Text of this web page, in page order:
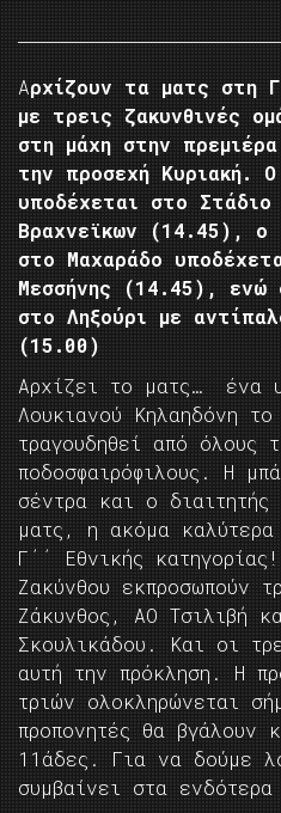
Αρχίζουν τα ματς στη
με τρεις ζακυνθινές
στη μάχη στην
την προσεχή Κυριακή.
υποδέχεται στο
Βραχνεϊκων (14.45), ο
στο Μαχαράδο
Μεσσήνης (14.45), ενώ
στο Ληξούρι με
(15.00)
Αρχίζει το ματς… ένα
Λουκιανού Κηλαηδόνη
τραγουδηθεί από όλους
ποδοσφαιρόφιλους. Η
σέντρα και ο διαιτητής
ματς, η ακόμα καλύτερα
Γ΄΄ Εθνικής
Ζακύνθου εκπροσωπούν
Ζάκυνθος, ΑΟ Τσιλιβή
Σκουλικάδου. Και οι
αυτή την πρόκληση. Η
τριών ολοκληρώνεται
προπονητές θα βγάλουν
11άδες. Για να δούμε
συμβαίνει στα